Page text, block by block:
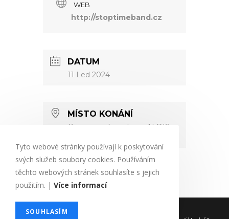
WEB
http://stoptimeband.cz
DATUM
11 Led 2024
MÍSTO KONÁNÍ
Kongresové centrum ALDIS
Povinné údaje
Tyto webové stránky používají k poskytování
svých služeb soubory cookies. Používáním
těchto webových stránek souhlasíte s jejich
použitím. | Více informací
SOUHLASÍM